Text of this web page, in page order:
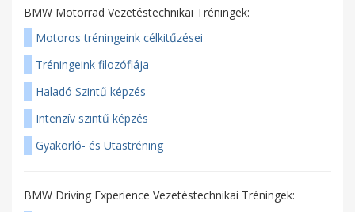
BMW Motorrad Vezetéstechnikai Tréningek:
Motoros tréningeink célkitűzései
Tréningeink filozófiája
Haladó Szintű képzés
Intenzív szintű képzés
Gyakorló- és Utastréning
BMW Driving Experience Vezetéstechnikai Tréningek: